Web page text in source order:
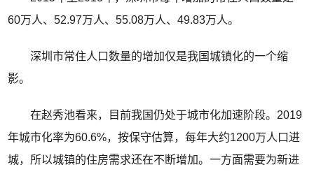
60万人、52.97万人、55.08万人、49.83万人。
深圳市常住人口数量的增加仅是我国城镇化的一个缩
影。
在赵秀池看来，目前我国仍处于城市化加速阶段。2019
年城市化率为60.6%，按保守估算，每年大约1200万人口进
城，所以城镇的住房需求还在不断增加。一方面需要为新进